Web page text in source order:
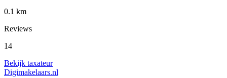
0.1 km
Reviews
14
Bekijk taxateur
Digimakelaars.nl